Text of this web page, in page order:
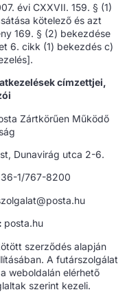
évi CXXVII. 159. § (1)
kötelező és azt
169. § (2) bekezdése
6. cikk (1) bekezdés c)
címzettjei,
Zártkörűen Működő
Dunavirág utca 2-6.
1/767-8200
posta.hu
szerződés alapján
A futárszolgálat
weboldalán elérhető
szerint kezeli.